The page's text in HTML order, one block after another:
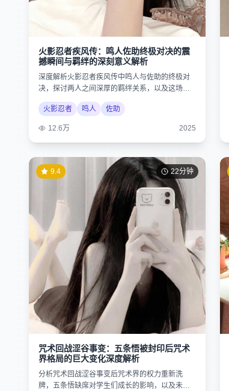
火影忍者疾风传：鸣人佐助终极对决的震
撼瞬间与羁绊的深刻意义解析
深度解析火影忍者疾风传中鸣人与佐助的终极对
决，探讨两人之间深厚的羁绊关系，以及这场战
斗对整个忍者世界格局的重大影响。
火影忍者
鸣人 佐助
12.6万 2025
22分钟
9.4
咒术回战涩谷事变：五条悟被封印后咒术
界格局的巨大变化深度解析
分析咒术回战涩谷事变后咒术界的权力重新洗
牌，五条悟缺席对学生们成长的影响，以及未来